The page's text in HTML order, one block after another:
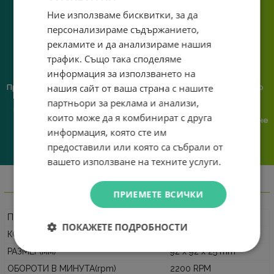
Предлагаме различни методи
възможност за плащане с
криптовалута.
Ние сме малък екип и точно
отговорност за всяка
поръчка. Ако има проблем – не
го прехвърляме, а го
решаваме.
Информация
ПРОИЗВОДИТЕЛ
КОД НА ПРОИЗВОДИТЕЛЯ
РАЗМЕР(мм)
92 x 92 x 25 mm
ОБОРОТИ В МИНУТА(rpm)
2200 RPM
Ние използваме бисквитки, за да
персонализираме съдържанието,
рекламите и да анализираме нашия
трафик. Също така споделяме
информация за използването на
нашия сайт от ваша страна с нашите
партньори за реклама и анализи,
които може да я комбинират с друга
информация, която сте им
предоставили или която са събрали от
вашето използване на техните услуги.
ПРИЕМЕТЕ ВСИЧКИ
ПОКАЖЕТЕ ПОДРОБНОСТИ